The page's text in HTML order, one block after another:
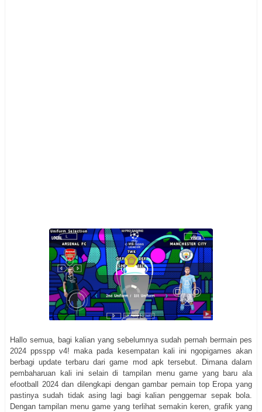
Hallo semua, bagi kalian yang sebelumnya sudah pernah bermain pes
2024 ppsspp v4! maka pada kesempatan kali ini ngopigames akan
berbagi update terbaru dari game mod apk tersebut. Dimana dalam
pembaharuan kali ini selain di tampilan menu game yang baru ala
efootball 2024 dan dilengkapi dengan gambar pemain top Eropa yang
pastinya sudah tidak asing lagi bagi kalian penggemar sepak bola.
Dengan tampilan menu game yang terlihat semakin keren, grafik yang